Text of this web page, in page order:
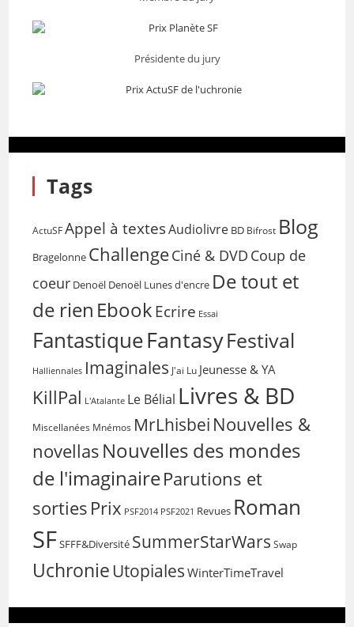
Présidente du jury
Tags
ActuSF Appel à textesAudiolivre BD Bifrost Blog
Bragelonne ChallengeCiné & DVD Coup de
coeur Denoël Denoël Lunes d'encre De tout et
de rien EbookEcrire Essai
FantastiqueFantasyFestival
Halliennales Imaginales J'ai Lu Jeunesse & YA
KillPal L'Atalante Le Bélial Livres & BD
Miscellanées Mnémos MrLhisbei Nouvelles &
novellas Nouvelles des mondes
de l'imaginaireParutions et
sorties Prix PSF2014 PSF2021 Revues Roman
SFSFFF&Diversité SummerStarWars Swap
Uchronie Utopiales WinterTimeTravel